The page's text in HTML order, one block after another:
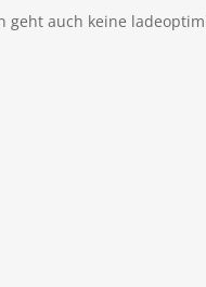
geht auch keine